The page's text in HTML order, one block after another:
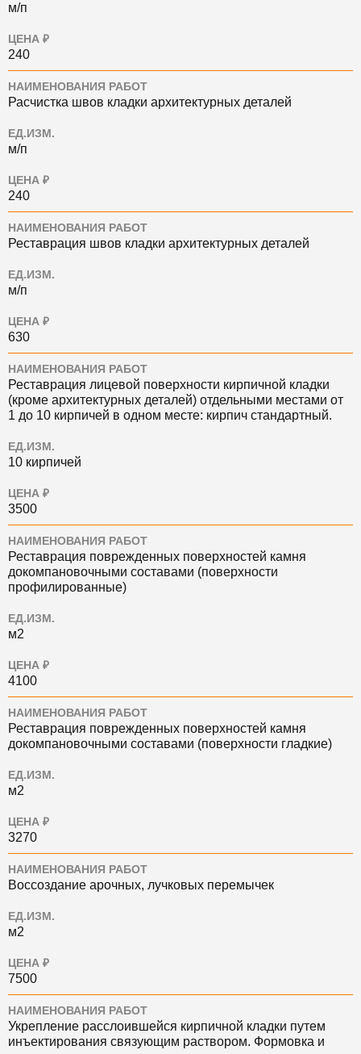
м/п
ЦЕНА ₽
240
НАИМЕНОВАНИЯ РАБОТ
Расчистка швов кладки архитектурных деталей
ЕД.ИЗМ.
м/п
ЦЕНА ₽
240
НАИМЕНОВАНИЯ РАБОТ
Реставрация швов кладки архитектурных деталей
ЕД.ИЗМ.
м/п
ЦЕНА ₽
630
НАИМЕНОВАНИЯ РАБОТ
Реставрация лицевой поверхности кирпичной кладки
(кроме архитектурных деталей) отдельными местами от
1 до 10 кирпичей в одном месте: кирпич стандартный.
ЕД.ИЗМ.
10 кирпичей
ЦЕНА ₽
3500
НАИМЕНОВАНИЯ РАБОТ
Реставрация поврежденных поверхностей камня
докомпановочными составами (поверхности
профилированные)
ЕД.ИЗМ.
м2
ЦЕНА ₽
4100
НАИМЕНОВАНИЯ РАБОТ
Реставрация поврежденных поверхностей камня
докомпановочными составами (поверхности гладкие)
ЕД.ИЗМ.
м2
ЦЕНА ₽
3270
НАИМЕНОВАНИЯ РАБОТ
Воссоздание арочных, лучковых перемычек
ЕД.ИЗМ.
м2
ЦЕНА ₽
7500
НАИМЕНОВАНИЯ РАБОТ
Укрепление расслоившейся кирпичной кладки путем
инъектирования связующим раствором. Формовка и